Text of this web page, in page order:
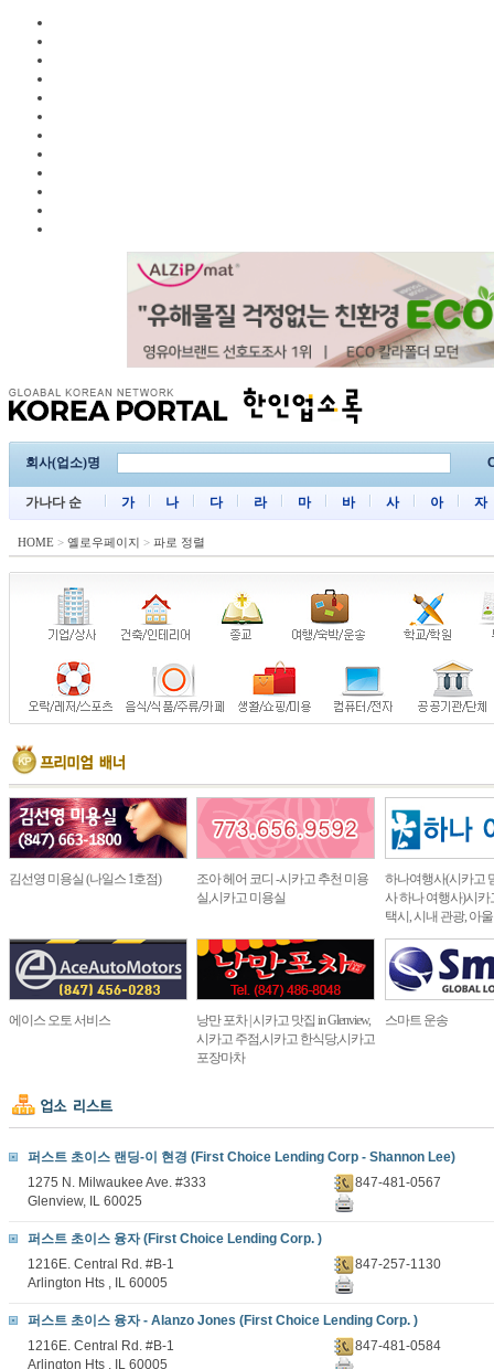
회사(업소)명
가나다 순 가 나 다 라 마 바 사 아 자
HOME > 옐로우페이지 > 파로 정렬
김선영 미용실 (나일스 1호점)
조아 헤어 코디 -시카고 추천 미용
실,시카고 미용실
하나여행사(시카고
사 하나 여행사)시카
택시, 시내 관광, 아
에이스 오토 서비스
낭만 포차 | 시카고 맛집 in Glenview,
시카고 주점,시카고 한식당,시카고
포장마차
스마트 운송
퍼스트 초이스 랜딩-이 현경 (First Choice Lending Corp - Shannon Lee)
1275 N. Milwaukee Ave. #333
Glenview, IL 60025
847-481-0567
퍼스트 초이스 융자 (First Choice Lending Corp. )
1216E. Central Rd. #B-1
Arlington Hts , IL 60005
847-257-1130
퍼스트 초이스 융자 - Alanzo Jones (First Choice Lending Corp. )
1216E. Central Rd. #B-1
Arlington Hts , IL 60005
847-481-0584